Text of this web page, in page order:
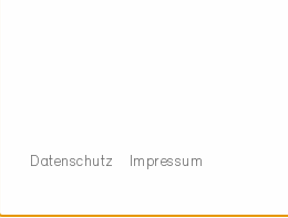
Datenschutz Impressum